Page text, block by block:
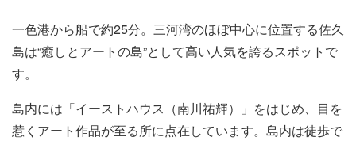
一色港から船で約25分。三河湾のほぼ中心に位置する佐久
島は“癒しとアートの島”として高い人気を誇るスポットで
す。
島内には「イーストハウス（南川祐輝）」をはじめ、目を
惹くアート作品が至る所に点在しています。島内は徒歩で